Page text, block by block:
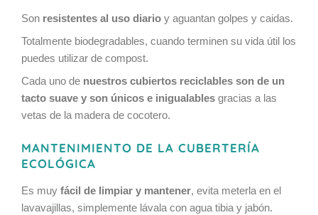
Son resistentes al uso diario y aguantan golpes y caidas.
Totalmente biodegradables, cuando terminen su vida útil los
puedes utilizar de compost.
Cada uno de nuestros cubiertos reciclables son de un
tacto suave y son únicos e inigualables gracias a las
vetas de la madera de cocotero.
MANTENIMIENTO DE LA CUBERTERÍA
ECOLÓGICA
Es muy fácil de limpiar y mantener, evita meterla en el
lavavajillas, simplemente lávala con agua tibia y jabón.